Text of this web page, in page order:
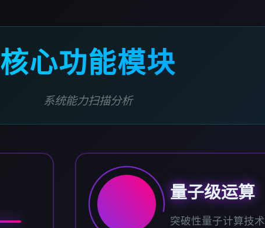
核心功能模块
系统能力扫描分析
量子级运算
突破性量子计算技术